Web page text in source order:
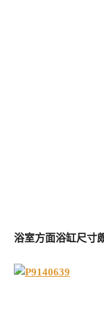
浴室方面浴缸尺寸